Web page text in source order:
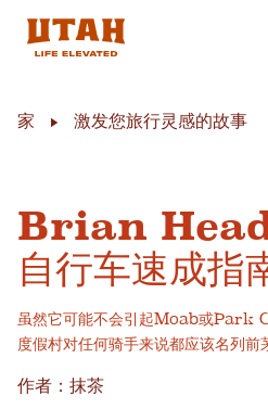
家 激发您旅行灵感的故事
Brian Head
自行车速成指
虽然它可能不会引起Moab或
度假村对任何骑手来说都应该名列前
作者：抹茶